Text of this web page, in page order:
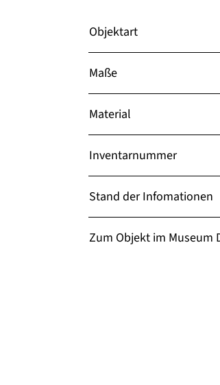
Objektart
Maße
Material
Inventarnummer
Stand der Infomationen
Zum Objekt im Museum